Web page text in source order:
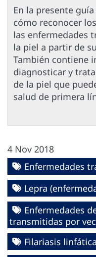
En la presente
cómo reconocer
las enfermedades
la piel a partir de
También contiene
diagnosticar y
de la piel que
salud de primera
4 Nov 2018
Enfermedades
Lepra
Enfermedades
transmitidas por
Filariasis linfática